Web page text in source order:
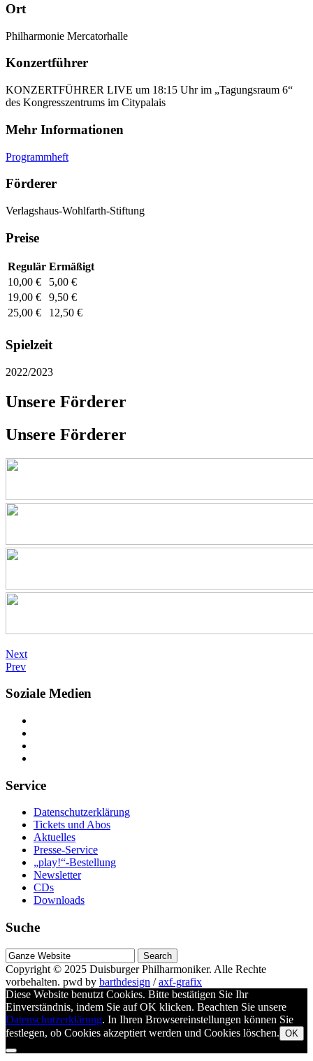
Ort
Philharmonie Mercatorhalle
Konzertführer
KONZERTFÜHRER LIVE um 18:15 Uhr im „Tagungsraum 6“
des Kongresszentrums im Citypalais
Mehr Informationen
Programmheft
Förderer
Verlagshaus-Wohlfarth-Stiftung
Preise
Regulär Ermäßigt
10,00 €
5,00 €
19,00 €
9,50 €
25,00 €
12,50 €
Spielzeit
2022/2023
Unsere Förderer
Unsere Förderer
Next
Prev
Soziale Medien
Service
Datenschutzerklärung
Tickets und Abos
Aktuelles
Presse-Service
„play!“-Bestellung
Newsletter
CDs
Downloads
Suche
Suche
nach
Copyright © 2025 Duisburger Philharmoniker. Alle Rechte
vorbehalten. pwd by barthdesign /axf-grafix
Diese Website benutzt Cookies. Bitte bestätigen Sie Ihr
Einverständnis, indem Sie auf OK klicken. Beachten Sie unsere
Datenschutzerklärung. In Ihren Browsereinstellungen können Sie
festlegen, ob Cookies akzeptiert werden und Cookies löschen. OK